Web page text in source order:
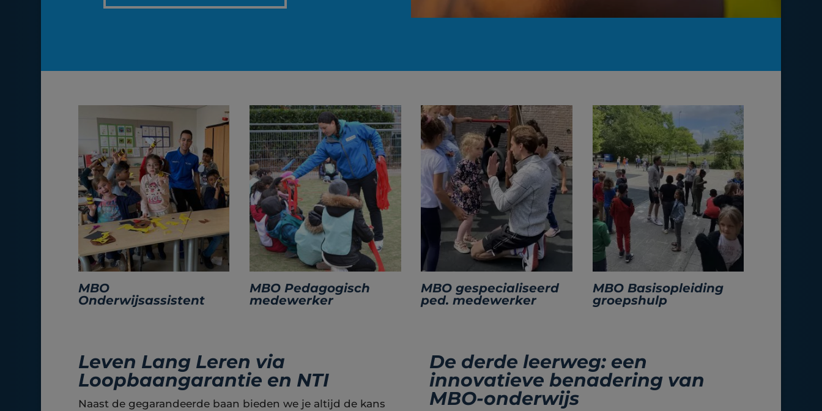
MBO
Onderwijsassistent
MBO Pedagogisch
medewerker
MBO gespecialiseerd
ped. medewerker
MBO Basisopleiding
groepshulp
Leven Lang Leren via
Loopbaangarantie en NTI
Naast de gegarandeerde baan bieden we je altijd de kans
De derde leerweg: een
innovatieve benadering van
MBO-onderwijs